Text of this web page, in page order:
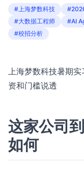
#上海梦数科技
#大数据工程师
#AI
#校招分析
上海梦数科技暑期
资和门槛说透
这家公司
如何